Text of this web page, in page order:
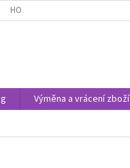
HODNOCENÍ OBCHODU
Výměna a vrácení zboží